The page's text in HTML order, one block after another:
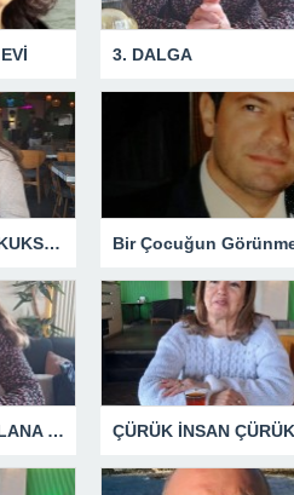
3. DALGA
HUKUK ADINA HUKUKSUZLUK
DENİZE DÜŞEN YILANA SARILIR